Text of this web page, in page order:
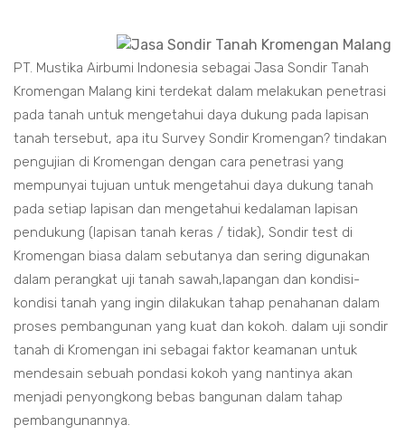
PT. Mustika Airbumi Indonesia sebagai Jasa Sondir Tanah
Kromengan Malang kini terdekat dalam melakukan penetrasi
pada tanah untuk mengetahui daya dukung pada lapisan
tanah tersebut, apa itu Survey Sondir Kromengan? tindakan
pengujian di Kromengan dengan cara penetrasi yang
mempunyai tujuan untuk mengetahui daya dukung tanah
pada setiap lapisan dan mengetahui kedalaman lapisan
pendukung (lapisan tanah keras / tidak), Sondir test di
Kromengan biasa dalam sebutanya dan sering digunakan
dalam perangkat uji tanah sawah,lapangan dan kondisi-
kondisi tanah yang ingin dilakukan tahap penahanan dalam
proses pembangunan yang kuat dan kokoh. dalam uji sondir
tanah di Kromengan ini sebagai faktor keamanan untuk
mendesain sebuah pondasi kokoh yang nantinya akan
menjadi penyongkong bebas bangunan dalam tahap
pembangunannya.